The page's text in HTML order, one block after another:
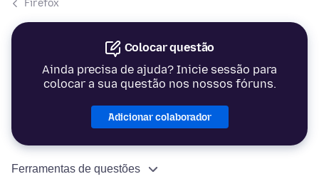
Firefox
Colocar questão
Ainda precisa de ajuda? Inicie sessão para
colocar a sua questão nos nossos fóruns.
Adicionar colaborador
Ferramentas de questões